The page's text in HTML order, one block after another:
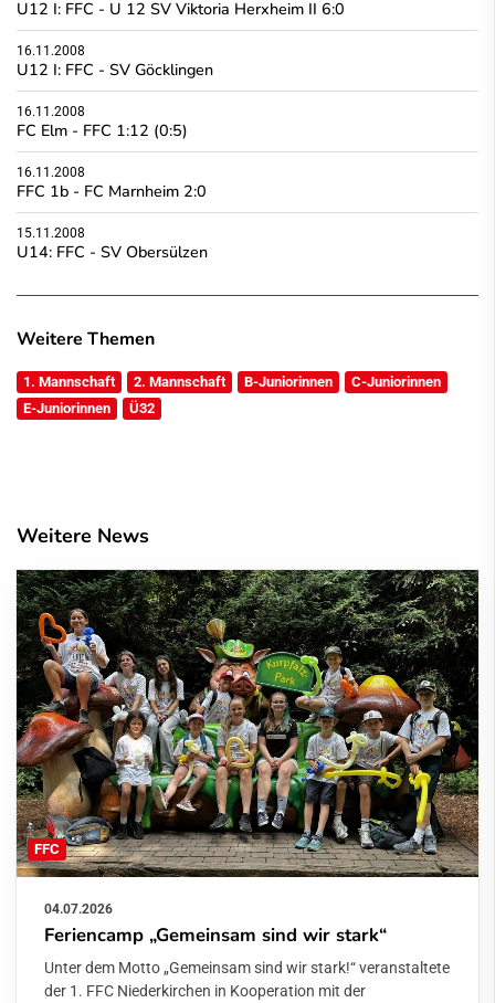
U12 I: FFC - U 12 SV Viktoria Herxheim II 6:0
16.11.2008
U12 I: FFC - SV Göcklingen
16.11.2008
FC Elm - FFC 1:12 (0:5)
16.11.2008
FFC 1b - FC Marnheim 2:0
15.11.2008
U14: FFC - SV Obersülzen
Weitere Themen
1. Mannschaft 2. Mannschaft B-Juniorinnen
C-Juniorinnen
E-Juniorinnen
Ü32
Weitere News
FFC
04.07.2026
Feriencamp „Gemeinsam sind wir stark“
Unter dem Motto „Gemeinsam sind wir stark!“ veranstaltete
der 1. FFC Niederkirchen in Kooperation mit der